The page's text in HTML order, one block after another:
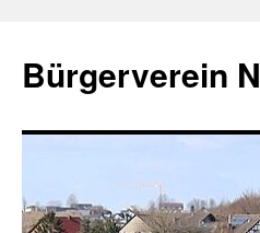
springen
Bürgerverein